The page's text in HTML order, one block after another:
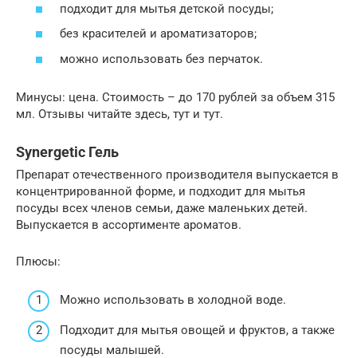
подходит для мытья детской посуды;
без красителей и ароматизаторов;
можно использовать без перчаток.
Минусы: цена. Стоимость – до 170 рублей за объем 315
мл. Отзывы читайте здесь, тут и тут.
Synergetic Гель
Препарат отечественного производителя выпускается в
концентрированной форме, и подходит для мытья
посуды всех членов семьи, даже маленьких детей.
Выпускается в ассортименте ароматов.
Плюсы:
Можно использовать в холодной воде.
Подходит для мытья овощей и фруктов, а также
посуды малышей.